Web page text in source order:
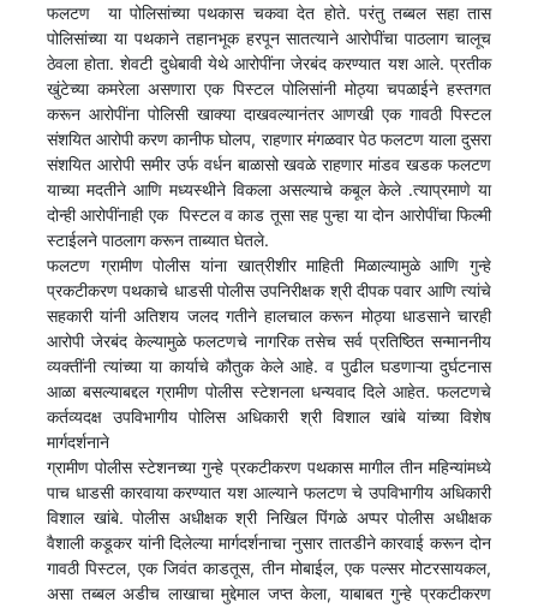
फलटण या पोलिसांच्या पथकास चकवा देत होते. परंतु तब्बल सहा तास
पोलिसांच्या या पथकाने तहानभूक हरपून सातत्याने आरोपींचा पाठलाग चालूच
ठेवला होता. शेवटी दुधेबावी येथे आरोपींना जेरबंद करण्यात यश आले. प्रतीक
खुंटेच्या कमरेला असणारा एक पिस्टल पोलिसांनी मोठ्या चपळाईने हस्तगत
करून आरोपींना पोलिसी खाक्या दाखवल्यानंतर आणखी एक गावठी पिस्टल
संशयित आरोपी करण कानीफ घोलप, राहणार मंगळवार पेठ फलटण याला दुसरा
संशयित आरोपी समीर उर्फ वर्धन बाळासो खवळे राहणार मांडव खडक फलटण
याच्या मदतीने आणि मध्यस्थीने विकला असल्याचे कबूल केले .त्याप्रमाणे या
दोन्ही आरोपींनाही एक पिस्टल व काड तूसा सह पुन्हा या दोन आरोपींचा फिल्मी
स्टाईलने पाठलाग करून ताब्यात घेतले.
फलटण ग्रामीण पोलीस यांना खात्रीशीर माहिती मिळाल्यामुळे आणि गुन्हे
प्रकटीकरण पथकाचे धाडसी पोलीस उपनिरीक्षक श्री दीपक पवार आणि त्यांचे
सहकारी यांनी अतिशय जलद गतीने हालचाल करून मोठ्या धाडसाने चारही
आरोपी जेरबंद केल्यामुळे फलटणचे नागरिक तसेच सर्व प्रतिष्ठित सन्माननीय
व्यक्तींनी त्यांच्या या कार्याचे कौतुक केले आहे. व पुढील घडणाऱ्या दुर्घटनास
आळा बसल्याबद्दल ग्रामीण पोलीस स्टेशनला धन्यवाद दिले आहेत. फलटणचे
कर्तव्यदक्ष उपविभागीय पोलिस अधिकारी श्री विशाल खांबे यांच्या विशेष
मार्गदर्शनाने
ग्रामीण पोलीस स्टेशनच्या गुन्हे प्रकटीकरण पथकास मागील तीन महिन्यांमध्ये
पाच धाडसी कारवाया करण्यात यश आल्याने फलटण चे उपविभागीय अधिकारी
विशाल खांबे. पोलीस अधीक्षक श्री निखिल पिंगळे अप्पर पोलीस अधीक्षक
वैशाली कडूकर यांनी दिलेल्या मार्गदर्शनाचा नुसार तातडीने कारवाई करून दोन
गावठी पिस्टल, एक जिवंत काडतूस, तीन मोबाईल, एक पल्सर मोटरसायकल,
असा तब्बल अडीच लाखाचा मुद्देमाल जप्त केला, याबाबत गुन्हे प्रकटीकरण